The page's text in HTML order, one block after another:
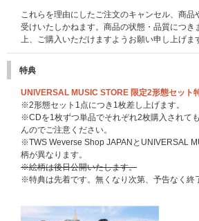
これらを理由にしたご注文のキャンセル、商品
受けいたしかねます。商品の状態・品質につき
上、ご購入いただけますようお願い申し上げま
特典
UNIVERSAL MUSIC STORE 限定2形態セット
※2形態セット1点につき1枚差し上げます。
※CDを1枚ずつ単品でそれぞれ2枚購入されて
んのでご注意ください。
※TWS Weverse Shop JAPANとUNIVERSAL
柄が異なります。
※絵柄は後日公開いたします。
※特典は先着です。無くなり次第、予告なく終